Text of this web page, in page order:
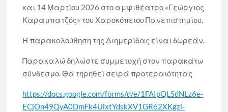
και 14 Μαρτίου 2026 στο αμφιθέατρο «Γεώργιος
Καραμπατζός» του Χαροκόπειου Πανεπιστημίου.
Η παρακολούθηση της Διημερίδας είναι δωρεάν.
Παρακαλώ δηλώστε συμμετοχή στον παρακάτω
σύνδεσμο. Θα τηρηθεί σειρά προτεραιότητας
https://docs.google.com/forms/d/e/1FAIpQLSdNLz6e-
ECjOn49QyA0DmFk4UlxtYdskXV1GR62XKgzl-